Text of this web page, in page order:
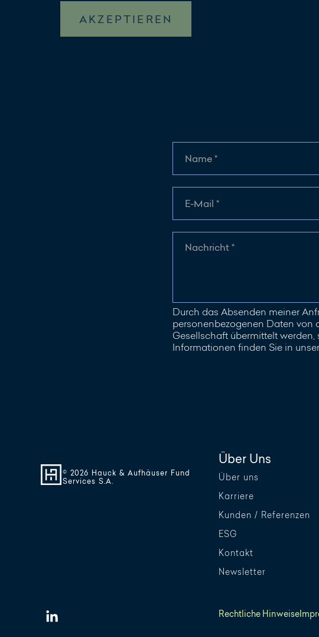
AKZEPTIEREN
Durch das Absenden meiner
personenbezogenen Daten von
Gesellschaft übermittelt
Informationen finden Sie in
© 2026 Hauck & Aufhäuser Fund
Services S.A.
Über Uns
Über uns
Karriere
Kunden / Referenzen
ESG
Kontakt
Newsletter
Rechtliche Hinweise